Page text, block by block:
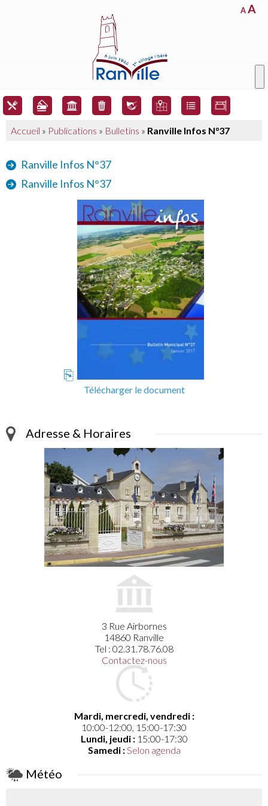
AA
Accueil » Publications » Bulletins » Ranville Infos N°37
Ranville Infos N°37
Ranville Infos N°37
Télécharger le document
Adresse & Horaires
3 Rue Airbornes
14860 Ranville
Tel : 02.31.78.76.08
Contactez-nous
Mardi, mercredi, vendredi :
10:00-12:00, 15:00-17:30
Lundi, jeudi :15:00-17:30
Samedi :Selon agenda
Météo